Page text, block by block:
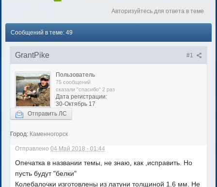
Авторизуйтесь для ответа в теме
Сообщений в теме: 49
#1
GrantPike
Пользователь
75 сообщений
сказали "спасибо" 2 раз
Дата регистрации:
30-Октябрь 17
Отправить ЛС
Город: Каменногорск
Отправлено04 Май 2018 - 01:44
Опечатка в названии темы, не знаю, как ,исправить. Но
пусть будут "белки"
Колебалочки изготовлены из латуни толщиной 1.6 мм. Не